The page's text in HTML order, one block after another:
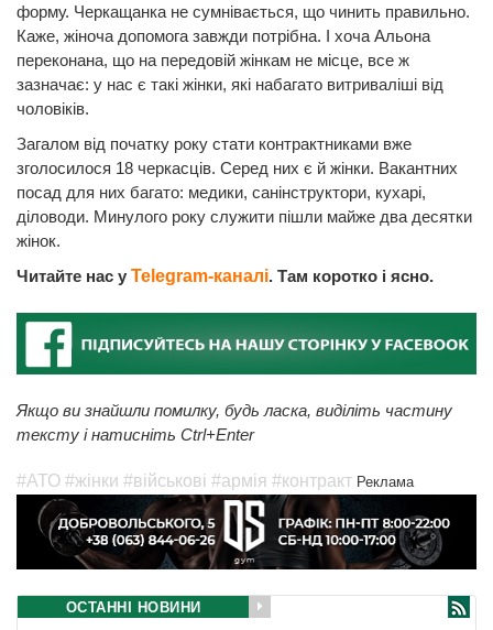
форму. Черкащанка не сумнівається, що чинить правильно.
Каже, жіноча допомога завжди потрібна. І хоча Альона
переконана, що на передовій жінкам не місце, все ж
зазначає: у нас є такі жінки, які набагато витриваліші від
чоловіків.
Загалом від початку року стати контрактниками вже
зголосилося 18 черкасців. Серед них є й жінки. Вакантних
посад для них багато: медики, санінструктори, кухарі,
діловоди. Минулого року служити пішли майже два десятки
жінок.
Читайте нас у Telegram-каналі. Там коротко і ясно.
Якщо ви знайшли помилку, будь ласка, виділіть частину
тексту і натисніть Ctrl+Enter
#АТО #жінки #військові #армія #контракт Реклама
ОСТАННІ НОВИНИ